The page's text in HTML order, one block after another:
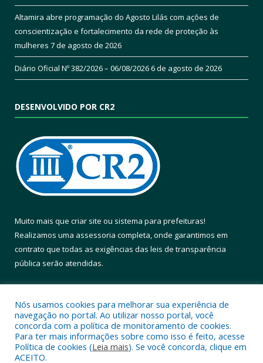
Altamira abre programação do Agosto Lilás com ações de
conscientização e fortalecimento da rede de proteção às
mulheres 7 de agosto de 2026
Diário Oficial Nº 382/2026 – 06/08/20266 de agosto de 2026
DESENVOLVIDO POR CR2
Muito mais que criar site ou sistema para prefeituras!
Realizamos uma assessoria completa, onde garantimos em
contrato que todas as exigências das leis de transparência
pública serão atendidas.
Todos os direitos reservados a Prefeitura Municipal de Altamira.
Nós usamos cookies para melhorar sua experiência de
navegação no portal. Ao utilizar nosso portal, você
concorda com a política de monitoramento de cookies.
Para ter mais informações sobre como isso é feito, acesse
Política de cookies (Leia mais). Se você concorda, clique em
ACEITO.